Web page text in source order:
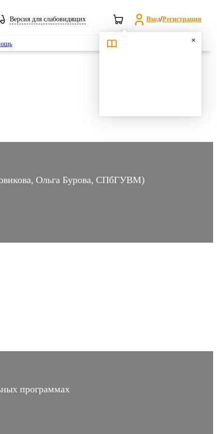
Версия для слабовидящих Вход/Регистрация
Поиск
Ольга Бурова, СПбГУВМ)
программах